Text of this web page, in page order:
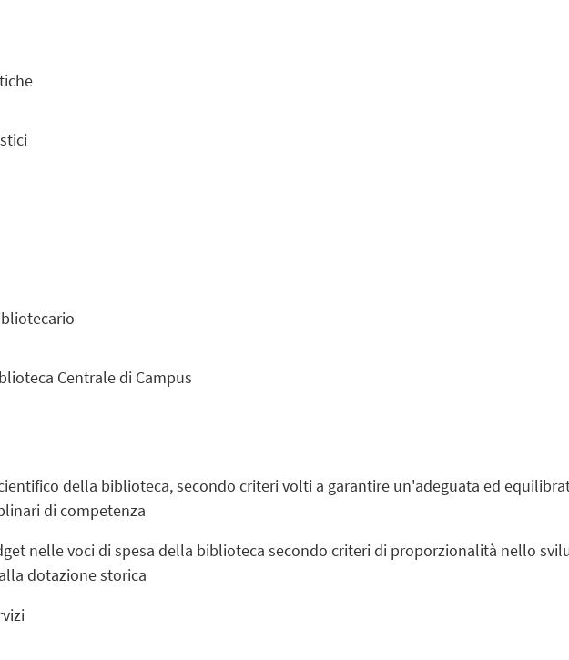
Centrale di Campus
della biblioteca, secondo criteri volti a garantire un'adeguata ed
di competenza
nelle voci di spesa della biblioteca secondo criteri di proporzionalità nello
dotazione storica